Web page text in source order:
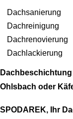
Dachsanierung
Dachreinigung
Dachrenovierung
Dachlackierung
Ohlsbach oder
SPODAREK, Ihr